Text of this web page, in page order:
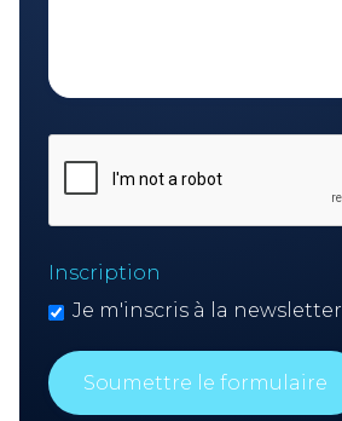
Inscription
Je m'inscris à la newsletter